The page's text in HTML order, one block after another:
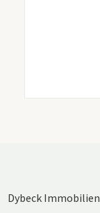
Dybeck Immobilien